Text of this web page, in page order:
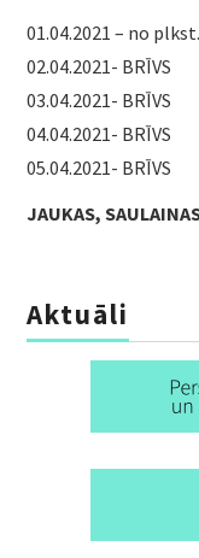
DOKUMENTI
VECĀKIEM
VAKANCES
FOTO
01.04.2021 – no
02.04.2021- BRĪVS
03.04.2021- BRĪVS
04.04.2021- BRĪVS
05.04.2021- BRĪVS
JAUKAS,
Aktuāli